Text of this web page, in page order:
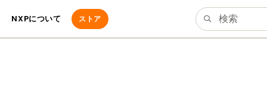
NXPについて ストア